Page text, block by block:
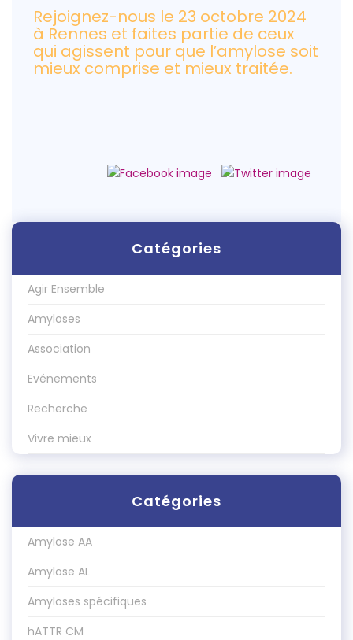
Rejoignez-nous le 23 octobre 2024
à Rennes et faites partie de ceux
qui agissent pour que l’amylose soit
mieux comprise et mieux traitée.
Catégories
Agir Ensemble
Amyloses
Association
Evénements
Recherche
Vivre mieux
Catégories
Amylose AA
Amylose AL
Amyloses spécifiques
hATTR CM